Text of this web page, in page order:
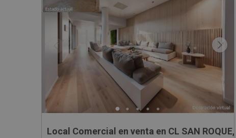
Local Comercial en venta en CL SAN ROQUE, -